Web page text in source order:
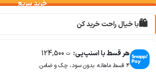
🛍️با خیال راحت خرید کن
📦
🚚سریع به دستت می‌رسه
هر قسط با اسنپ‌پی: ت
۴ قسط ماهانه. بدون سود، چک و ضامن.